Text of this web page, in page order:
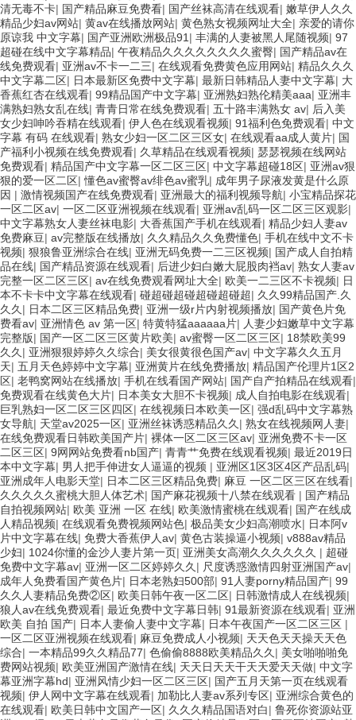
清无毒不卡| 国产精品麻豆免费看| 国产丝袜高清在线观看| 嫩草伊人久久
精品少妇av网站| 黄av在线播放网站| 黄色熟女视频网址大全| 亲爱的请你
原谅我 中文字幕| 国产亚洲欧洲极品91 | 丰满的人妻被黑人尾随视频| 97
超碰在线中文字幕精品| 午夜精品久久久久久久久久蜜臀| 国产精品av在
线免费观看| 亚洲av不卡一二三| 在线观看免费黄色应用网站| 精品久久久
中文字幕二区| 日本最新区免费中文字幕| 最新日韩精品人妻中文字幕| 大
香蕉红杏在线观看| 99精品国产中文字幕| 亚洲熟妇熟伦精美aaa| 亚洲丰
满熟妇熟女乱在线| 青青日常在线免费观看| 五十路丰满熟女 av| 后入美
女少妇呻吟吞精在线观看| 伊人色在线观看视频| 91福利色免费观看| 中文
字幕 有码 在线观看| 熟女少妇一区二区三区女| 在线观看aa成人黄片| 国
产福利小视频在线免费观看| 久草精品在线观看视频| 瑟瑟视频在线网站
免费观看| 精品国产中文字幕一区二区三区| 中文字幕超碰18区| 亚洲av狠
狠的爱一区二区|懂色av蜜臀av绯色av蜜乳| 成年男子尿液发黄是什么原
因 | 激情视频国产在线免费观看| 亚洲最大的福利视频导航| 小宝精品探花
一区二区av| 一区二区亚洲视频在线观看| 亚洲av乱码一区二区三区观影|
中文字幕熟女人妻丝袜电影| 大香蕉国产手机在线观看| 精品少妇人妻av
免费麻豆| av完整版在线播放| 久久精品久久免费懂色| 手机在线中文不卡
视频| 狠狼鲁亚洲综合在线| 亚洲无码免费一二三区视频| 国产成人自拍精
品在线| 国产精品资源在线观看| 后进少妇白嫩大屁股肉裆av| 熟女人妻av
完整一区二区三区| av在线免费观看网址大全| 欧美一二三区不卡视频| 日
本不卡卡中文字幕在线观看| 碰超碰超碰超碰超碰超| 久久99精品国产.久
久久 | 日本二区三区精品免费| 亚洲一级r片内射视频播放| 国产黄色片免
费看av| 亚洲情色 av 第一区| 特黄特猛aaaaaa片| 人妻少妇嫩草中文字幕
完整版| 国产一区二区三区黄片欧美| av蜜臀一区二区三区| 18禁欧美99
久久 | 亚洲狠狠婷婷久久综合| 美女很黄很色国产av| 中文字幕久久五月
天| 五月天色婷婷中文字幕| 亚洲黄片在线免费播放| 精品国产伦理片1区2
区| 老鸭窝网站在线播放| 手机在线看国产网站| 国产自产拍精品在线观看|
免费观看在线黄色大片| 日本美女大胆不卡视频| 成人自拍电影在线观看|
巨乳熟妇一区二区三区四区| 在线视频日本欧美一区| 强d乱码中文字幕熟
女导航| 天堂av2025一区| 亚洲丝袜诱惑精品久久 | 熟女在线视频网人妻|
在线免费观看日韩欧美国产片| 裸体一区二区三区av| 亚洲免费不卡一区
二区三区| 9网网站免费看nb国产| 青青艹免费在线观看视频| 最近2019日
本中文字幕| 男人把手伸进女人逼逼的视频 | 亚洲区1区3区4区产品乱码|
亚洲成年人电影天堂| 日本二区三区精品免费| 麻豆 一区二区三区在线看|
久久久久久蜜桃大胆人体艺术| 国产麻花视频十八禁在线观看 | 国产精品
自拍视频网站| 欧美 亚洲 一区 在线| 欧美激情蜜桃在线观看| 国产在线成
人精品视频| 在线观看免费视频网站色| 极品美女少妇高潮喷水| 日本阿v
片中文字幕在线| 免费大香蕉伊人av| 黄色古装操逼小视频| v888av精品
少妇| 1024你懂的金沙人妻片第一页| 亚洲美女高潮久久久久久久 | 超碰
免费中文字幕av| 亚洲一区二区婷婷久久 | 尺度诱惑激情四射亚洲国产av|
成年人免费看国产黄色片| 日本老熟妇500部| 91人妻porny精品国产| 99
久久人妻精品免费②区| 欧美日韩午夜一区二区| 日韩激情成人在线视频|
狼人av在线免费观看| 最近免费中文字幕日韩| 91最新资源在线观看| 亚洲
欧美 自拍 国产| 日本人妻偷人妻中文字幕| 日本午夜国产一区二区三区 |
一区二区亚洲视频在线观看| 麻豆免费成人小视频| 天天色天天操天天色
综合| 一本精品99久久精品77| 色偷偷8888欧美精品久久 | 美女啪啪啪免
费网站视频| 欧美亚洲国产激情在线| 天天日天天干天天爱天天做| 中文字
幕亚洲字幕hd| 亚洲风情少妇一区二区三区| 国产五月天第一页在线观看
视频| 伊人网中文字幕在线观看| 加勒比人妻av系列专区| 亚洲综合黄色的
在线观看| 欧美日韩中文国产一区| 久久久精品国语对白| 鲁死你资源站亚